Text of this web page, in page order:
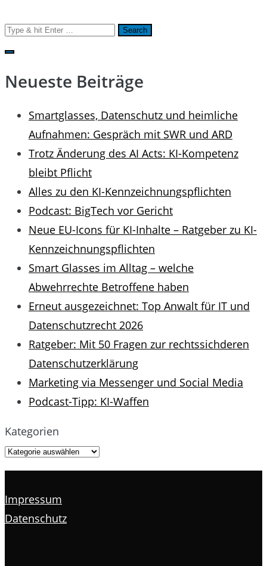
Search
for:
Neueste Beiträge
Smartglasses, Datenschutz und heimliche
Aufnahmen: Gespräch mit SWR und ARD
Trotz Änderung des AI Acts: KI-Kompetenz
bleibt Pflicht
Alles zu den KI-Kennzeichnungspflichten
Podcast: BigTech vor Gericht
Neue EU-Icons für KI-Inhalte – Ratgeber zu KI-
Kennzeichnungspflichten
Smart Glasses im Alltag – welche
Abwehrrechte Betroffene haben
Erneut ausgezeichnet: Top Anwalt für IT und
Datenschutzrecht 2026
Ratgeber: Mit 50 Fragen zur rechtssichderen
Datenschutzerklärung
Marketing via Messenger und Social Media
Podcast-Tipp: KI-Waffen
Kategorien
Impressum
Datenschutz